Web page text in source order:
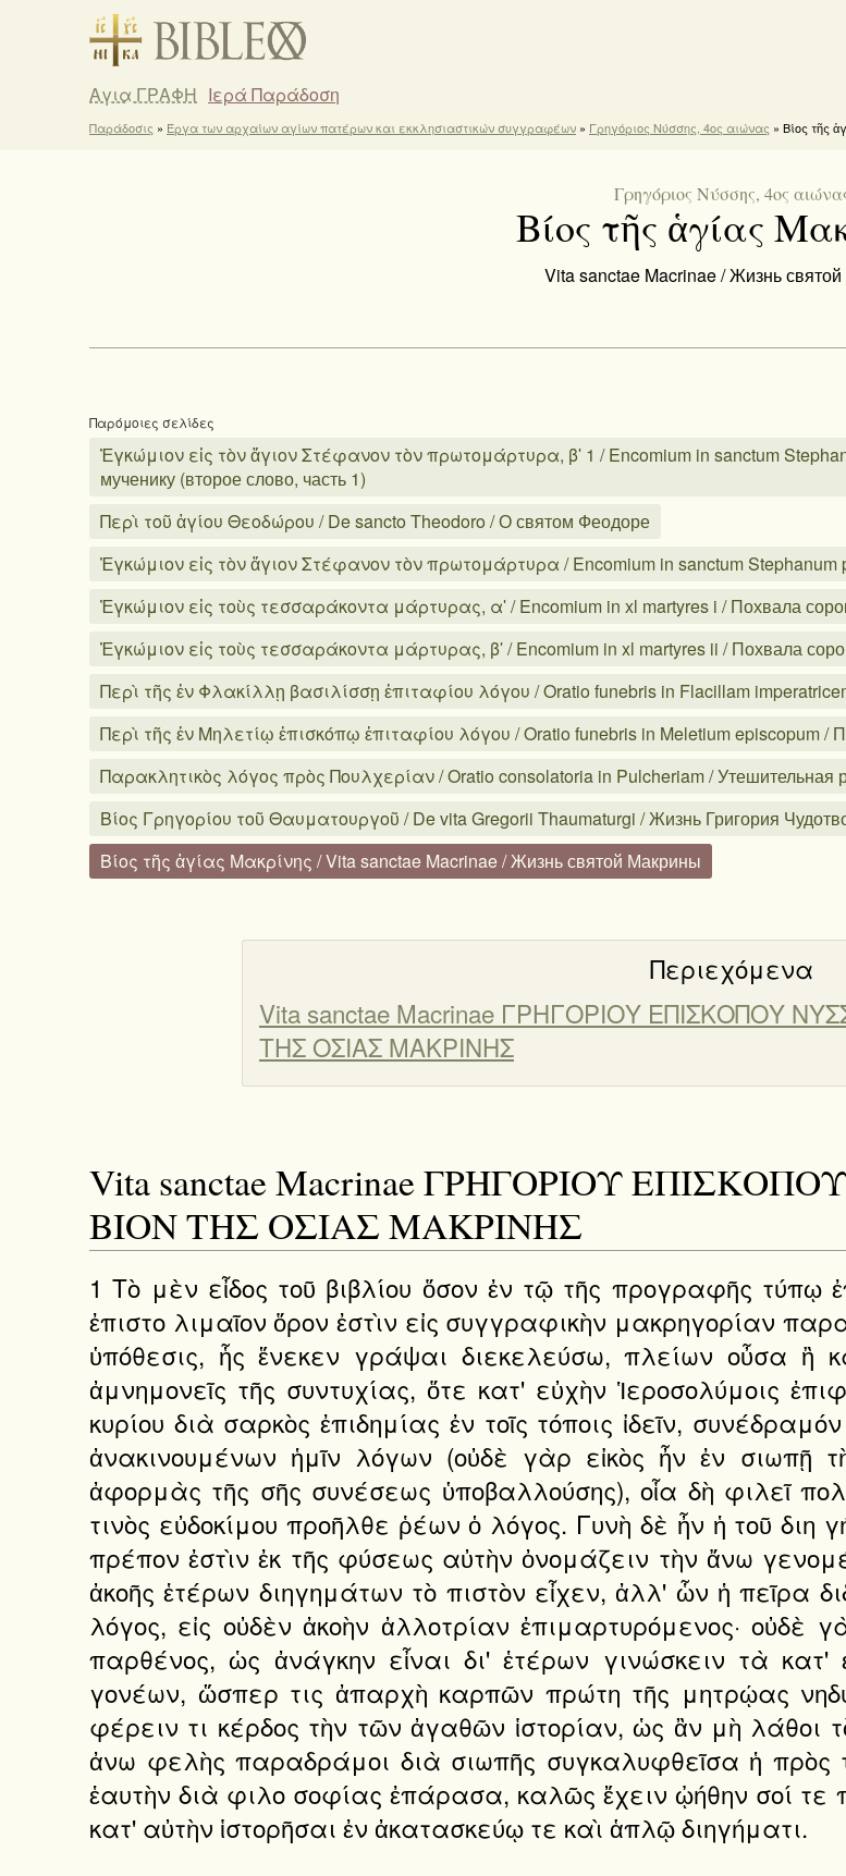
Αγια ΓΡΑΦΗ Ιερά Παράδοση
Παράδοσις » Έργα των αρχαίων αγίων πατέρων και εκκλησιαστικών συγγραφέων » Γρηγόριος Νύσσης, 4ος αιώνας » Βίος τῆς
Γρηγόριος Νύσσης, 4ος
Βίος τῆς ἁγίας
Vita sanctae Macrinae / Жизнь
Παρόμοιες σελίδες
Ἐγκώμιον εἰς τὸν ἅγιον Στέφανον τὸν πρωτομάρτυρα, βʹ 1 / Encomium in sanctum
мученику (второе слово, часть 1)
Περὶ τοῦ ἁγίου Θεοδώρου / De sancto Theodoro / О святом Феодоре
Ἐγκώμιον εἰς τὸν ἅγιον Στέφανον τὸν πρωτομάρτυρα / Encomium in sanctum Stephanum
Ἐγκώμιον εἰς τοὺς τεσσαράκοντα μάρτυρας, αʹ / Encomium in xl martyres i / Похвала
Ἐγκώμιον εἰς τοὺς τεσσαράκοντα μάρτυρας, βʹ / Encomium in xl martyres ii / Похвала
Περὶ τῆς ἐν Φλακίλλῃ βασιλίσσῃ ἐπιταφίου λόγου / Oratio funebris in Flacillam
Περὶ τῆς ἐν Μηλετίῳ ἐπισκόπῳ ἐπιταφίου λόγου / Oratio funebris in Meletium episcopum /
Παρακλητικὸς λόγος πρὸς Πουλχερίαν / Oratio consolatoria in Pulcheriam / Утешительная
Βίος Γρηγορίου τοῦ Θαυματουργοῦ / De vita Gregorii Thaumaturgi / Жизнь Григория
Βίος τῆς ἁγίας Μακρίνης / Vita sanctae Macrinae / Жизнь святой Макрины
Περιεχόμενα
Vita sanctae Macrinae ΓΡΗΓΟΡΙΟΥ ΕΠΙΣΚΟΠΟΥ
ΤΗΣ ΟΣΙΑΣ ΜΑΚΡΙΝΗΣ
Vita sanctae Macrinae ΓΡΗΓΟΡΙΟΥ
ΒΙΟΝ ΤΗΣ ΟΣΙΑΣ ΜΑΚΡΙΝΗΣ
1 Τὸ μὲν εἶδος τοῦ βιβλίου ὅσον ἐν τῷ τῆς προγραφῆς τύπῳ
ἐπιστο λιμαῖον ὅρον ἐστὶν εἰς συγγραφικὴν μακρηγορίαν
ὑπόθεσις, ἧς ἕνεκεν γράψαι διεκελεύσω, πλείων οὖσα ἢ
ἀμνημονεῖς τῆς συντυχίας, ὅτε κατ' εὐχὴν Ἱεροσολύμοις
κυρίου διὰ σαρκὸς ἐπιδημίας ἐν τοῖς τόποις ἰδεῖν,
ἀνακινουμένων ἡμῖν λόγων (οὐδὲ γὰρ εἰκὸς ἦν ἐν σιωπῇ
ἀφορμὰς τῆς σῆς συνέσεως ὑποβαλλούσης), οἷα δὴ φιλεῖ
τινὸς εὐδοκίμου προῆλθε ῥέων ὁ λόγος. Γυνὴ δὲ ἦν ἡ τοῦ διη
πρέπον ἐστὶν ἐκ τῆς φύσεως αὐτὴν ὀνομάζειν τὴν ἄνω
ἀκοῆς ἑτέρων διηγημάτων τὸ πιστὸν εἶχεν, ἀλλ' ὧν ἡ πεῖρα
λόγος, εἰς οὐδὲν ἀκοὴν ἀλλοτρίαν ἐπιμαρτυρόμενος·
παρθένος, ὡς ἀνάγκην εἶναι δι' ἑτέρων γινώσκειν τὰ
γονέων, ὥσπερ τις ἀπαρχὴ καρπῶν πρώτη τῆς μητρῴας
φέρειν τι κέρδος τὴν τῶν ἀγαθῶν ἱστορίαν, ὡς ἂν μὴ λάθοι
ἀνω φελὴς παραδράμοι διὰ σιωπῆς συγκαλυφθεῖσα ἡ πρὸς
ἑαυτὴν διὰ φιλο σοφίας ἐπάρασα, καλῶς ἔχειν ᾠήθην σοί τε
κατ' αὐτὴν ἱστορῆσαι ἐν ἀκατασκεύῳ τε καὶ ἁπλῷ διηγήματι.